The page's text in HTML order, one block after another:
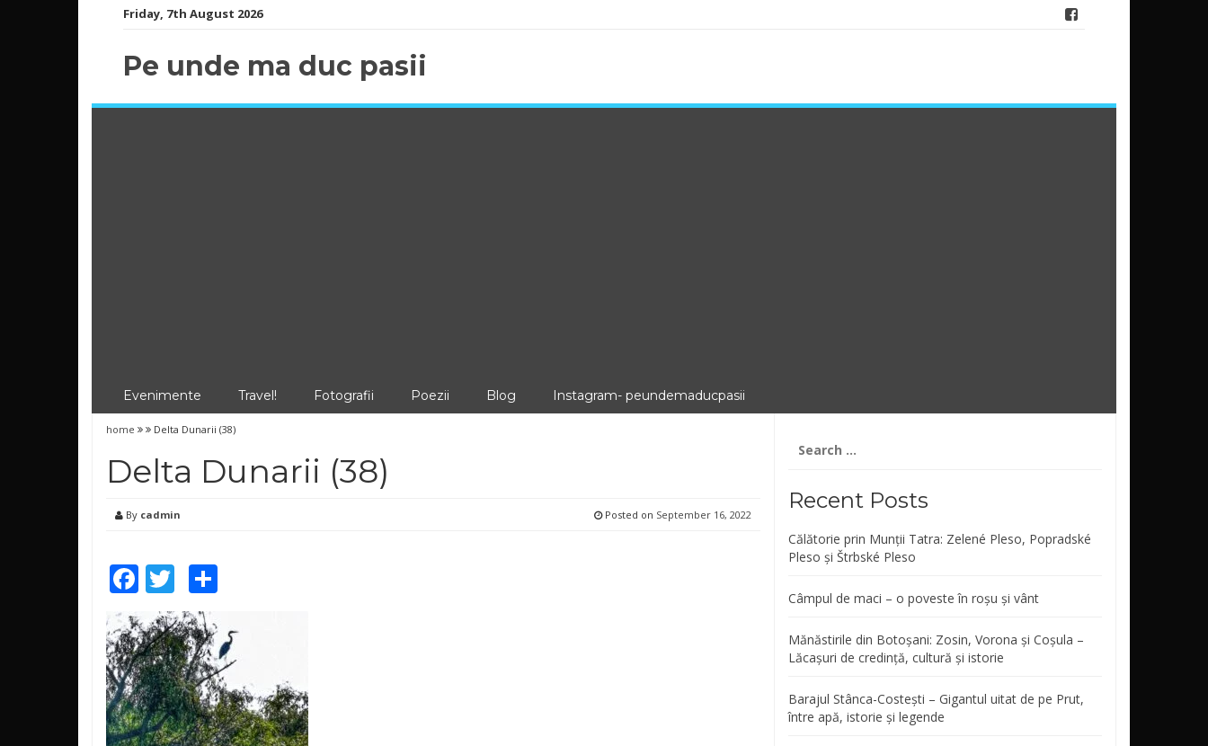
Friday, 7th August 2026
Pe unde ma duc pasii
Evenimente Travel! Fotografii Poezii Blog Instagram- peundemaducpasii
home Delta Dunarii (38)
Delta Dunarii (38)
By cadmin Posted on September 16, 2022
Facebook
Twitter
for:
Recent Posts
Călătorie prin Munții Tatra: Zelené Pleso, Popradské
Pleso și Štrbské Pleso
Câmpul de maci – o poveste în roșu și vânt
Mănăstirile din Botoșani: Zosin, Vorona și Coșula –
Lăcașuri de credință, cultură și istorie
Barajul Stânca-Costești – Gigantul uitat de pe Prut,
între apă, istorie și legende